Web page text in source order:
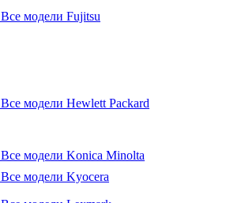
Все модели Fujitsu
Все модели Hewlett Packard
Все модели Konica Minolta
Все модели Kyocera